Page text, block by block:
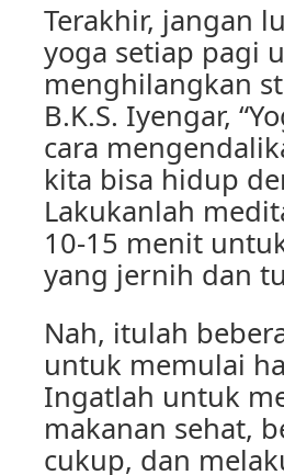
Terakhir, jangan
yoga setiap pagi
menghilangkan
B.K.S. Iyengar,
cara
kita bisa hidup
Lakukanlah
10-15 menit
yang jernih dan
Nah, itulah
untuk memulai
Ingatlah untuk
makanan sehat,
cukup, dan